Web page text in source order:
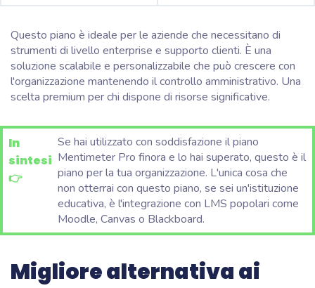
Questo piano è ideale per le aziende che necessitano di
strumenti di livello enterprise e supporto clienti. È una
soluzione scalabile e personalizzabile che può crescere con
l'organizzazione mantenendo il controllo amministrativo. Una
scelta premium per chi dispone di risorse significative.
In
sintesi
👉
Se hai utilizzato con soddisfazione il piano
Mentimeter Pro finora e lo hai superato, questo è il
piano per la tua organizzazione. L'unica cosa che
non otterrai con questo piano, se sei un'istituzione
educativa, è l'integrazione con LMS popolari come
Moodle, Canvas o Blackboard.
Migliore alternativa ai